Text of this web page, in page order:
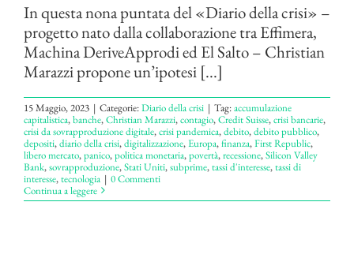
In questa nona puntata del «Diario della crisi» –
progetto nato dalla collaborazione tra Effimera,
Machina DeriveApprodi ed El Salto – Christian
Marazzi propone un’ipotesi [...]
15 Maggio, 2023 | Categorie:Diario della crisi | Tag:accumulazione
capitalistica,banche,Christian Marazzi,contagio,Credit Suisse,crisi bancarie,
crisi da sovrapproduzione digitale,crisi pandemica,debito,debito pubblico,
depositi,diario della crisi,digitalizzazione,Europa,finanza,First Republic,
libero mercato,panico,politica monetaria,povertà,recessione,Silicon Valley
Bank,sovrapproduzione,Stati Uniti,subprime,tassi d'interesse,tassi di
interesse,tecnologia | 0 Commenti
Continua a leggere